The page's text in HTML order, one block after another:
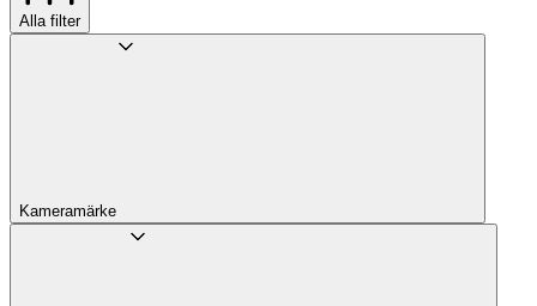
Alla filter
Kameramärke